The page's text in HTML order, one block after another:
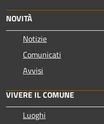
NOVITÀ
Notizie
Comunicati
Avvisi
VIVERE IL COMUNE
Luoghi